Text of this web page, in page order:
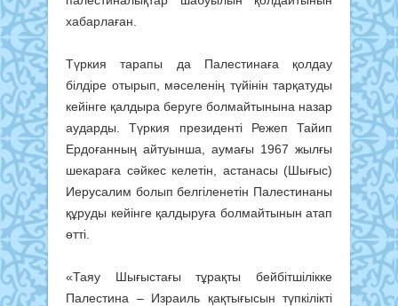
хабарлаған.
Түркия тарапы да Палестинаға қолдау
білдіре отырып, мәселенің түйінін тарқатуды
кейінге қалдыра беруге болмайтынына назар
аударды. Түркия президенті Режеп Тайип
Ердоғанның айтуынша, аумағы 1967 жылғы
шекараға сәйкес келетін, ас­танасы (Шығыс)
Иерусалим болып белгіленетін Палестинаны
құруды кейінге қалдыруға болмайтынын атап
өтті.
«Таяу Шығыстағы тұрақты бейбітшілікке
Палестина – Израиль қақтығысын түпкілікті